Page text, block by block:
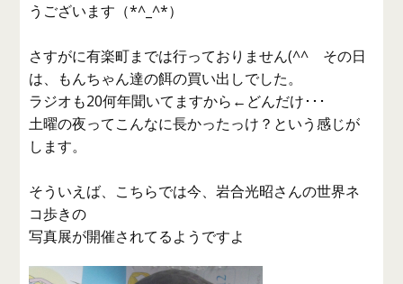
うございます（*^_^*）
さすがに有楽町までは行っておりません(^^ゞその日
は、もんちゃん達の餌の買い出しでした。
ラジオも20何年聞いてますから←どんだけ･･･
土曜の夜ってこんなに長かったっけ？という感じが
します。
そういえば、こちらでは今、岩合光昭さんの世界ネ
コ歩きの
写真展が開催されてるようですよ